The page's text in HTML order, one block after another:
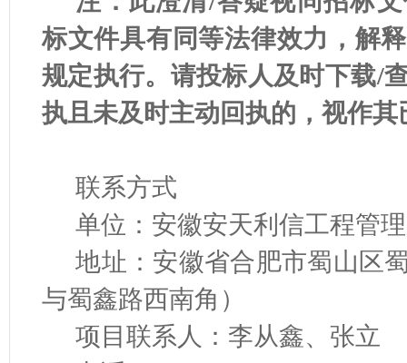
标文件具有同等法律效力，解
规定执行。请投标人及时下载/
执且未及时主动回执的，视作
联系方式
单位：安徽安天利信工程管
地址：安徽省合肥市蜀山区
与蜀鑫路西南角
项目联系人：李从鑫